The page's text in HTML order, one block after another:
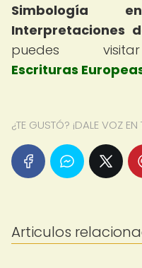
Simbología
Interpretaciones
puedes
Escrituras
¿TE GUSTÓ? ¡DALE VOZ EN
Articulos